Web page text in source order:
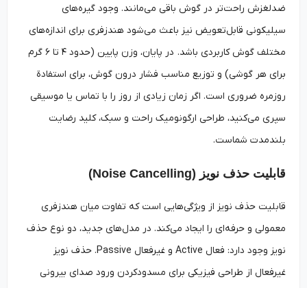
ضدلغزش راحت‌تر در گوش باقی می‌مانند. وجود گیره‌های
سیلیکونی قابل‌تعویض نیز باعث می‌شود هندزفری برای اندازه‌های
مختلف گوش کاربردی باشد. در پایان، وزن پایین (حدود ۴ تا ۶ گرم
برای هر گوشی) و توزیع مناسب فشار درون گوش، برای استفادة
روزمره ضروری است. اگر زمان زیادی از روز را با تماس یا موسیقی
سپری می‌کنید، طراحی ارگونومیک راحت و سبک، کلید رضایت
بلندمدت شماست.
قابلیت حذف نویز (Noise Cancelling)
قابلیت حذف نویز از ویژگی‌هایی است که تفاوت میان هندزفری
معمولی و حرفه‌ای را ایجاد می‌کند. در مدل‌های جدید، دو نوع حذف
نویز وجود دارد: فعال Active و غیرفعال Passive. حذف نویز
غیرفعال از طراحی فیزیکی برای مسدودکردن ورود صدای بیرونی